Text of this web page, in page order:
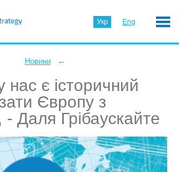
Укр Eng
Новини ←
нас є історичний
Європу з
- Даля Грібаускайте